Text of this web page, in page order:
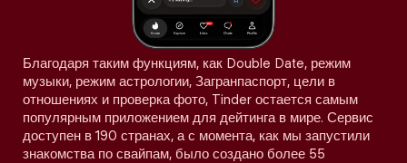
Благодаря таким функциям, как Double Date, режим
музыки, режим астрологии, Загранпаспорт, цели в
отношениях и проверка фото, Tinder остается самым
популярным приложением для дейтинга в мире. Сервис
доступен в 190 странах, а с момента, как мы запустили
знакомства по свайпам, было создано более 55